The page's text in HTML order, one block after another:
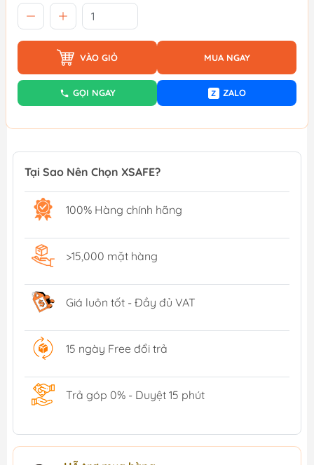
VÀO GIỎ MUA NGAY
GỌI NGAY Z ZALO
Tại Sao Nên Chọn XSAFE?
100% Hàng chính hãng
>15,000 mặt hàng
Giá luôn tốt - Đầy đủ VAT
15 ngày Free đổi trả
Trả góp 0% - Duyệt 15 phút